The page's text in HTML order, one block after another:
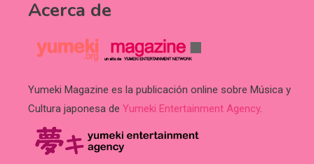
Acerca de
Yumeki Magazine es la publicación online sobre Música y
Cultura japonesa de Yumeki Entertainment Agency.